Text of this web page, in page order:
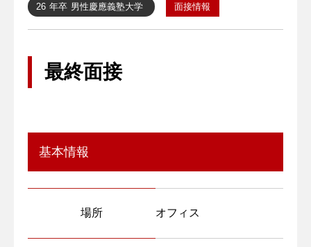
26 年卒 男性慶應義塾大学 面接情報
最終面接
基本情報
場所 オフィス